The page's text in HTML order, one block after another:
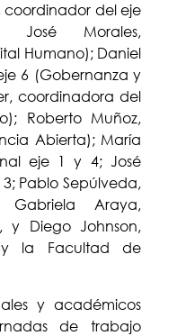
coordinador del eje
José Morales,
Humano); Daniel
6 (Gobernanza y
coordinadora del
Roberto Muñoz,
Abierta); María
eje 1 y 4; José
Pablo Sepúlveda,
Araya,
Diego Johnson,
y la Facultad de
y académicos
de trabajo